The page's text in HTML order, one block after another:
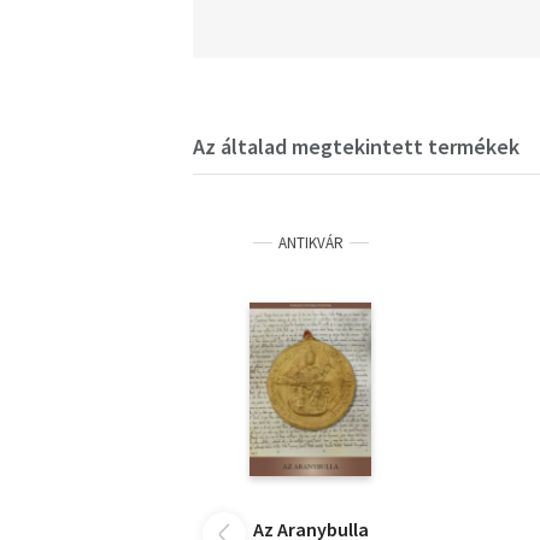
Az általad megtekintett termékek
ANTIKVÁR
Az Aranybulla